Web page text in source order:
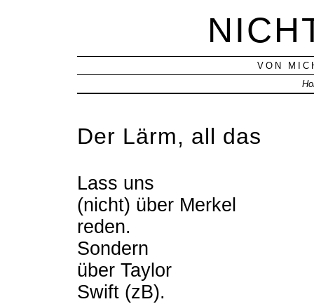
VON
Der Lärm, all das
Lass uns
(nicht) über Merkel
reden.
Sondern
über Taylor
Swift (zB).